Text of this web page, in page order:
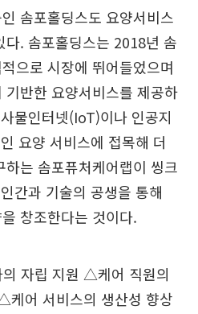
솜포홀딩스도 요양서비스
다. 솜포홀딩스는 2018년 솜
으로 시장에 뛰어들었으며
기반한 요양서비스를 제공하
물인터넷(IoT)이나 인공지
요양 서비스에 접목해 더
는 솜포퓨처케어랩이 씽크
간과 기술의 공생을 통해
창조한다는 것이다.
자립 지원 △케어 직원의
케어 서비스의 생산성 향상